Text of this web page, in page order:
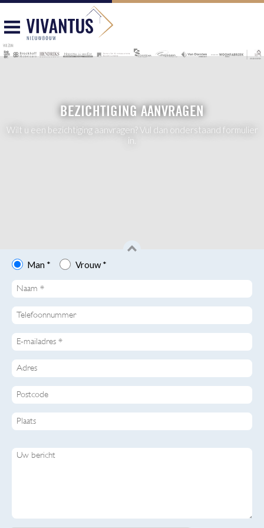
BEZICHTIGING AANVRAGEN
Wilt u een bezichtiging aanvragen? Vul dan onderstaand formulier
in.
Man * Vrouw *